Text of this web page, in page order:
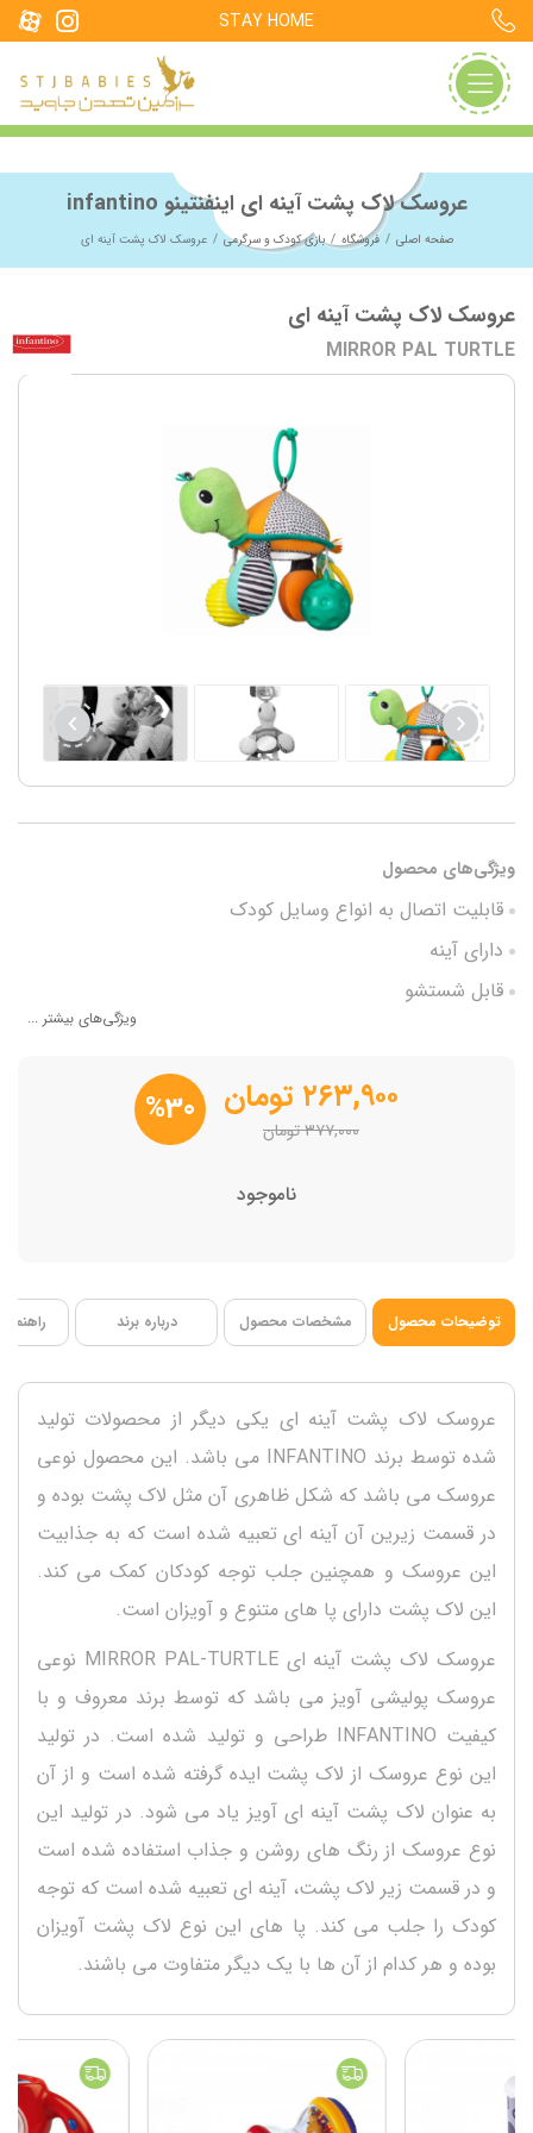
STAY HOME
عروسک لاک پشت آینه ای اینفنتینو infantino
صفحه اصلی فروشگاه بازی کودک و سرگرمی عروسک لاک پشت آینه ای
عروسک لاک پشت آینه ای
MIRROR PAL TURTLE
ویژگی‌های محصول
قابلیت اتصال به انواع وسایل کودک
دارای آینه
قابل شستشو
ویژگی‌های بیشتر ...
۲۶۳,۹۰۰ تومان
۳۷۷,۰۰۰تومان %30
ناموجود
توضیحات محصول مشخصات محصول درباره برند
عروسک لاک پشت آینه ای یکی دیگر از محصولات تولید
شده توسط برند INFANTINO می باشد. این محصول نوعی
عروسک می باشد که شکل ظاهری آن مثل لاک پشت بوده و
در قسمت زیرین آن آینه ای تعبیه شده است که به جذابیت
این عروسک و همچنین جلب توجه کودکان کمک می کند.
این لاک پشت دارای پا های متنوع و آویزان است.
عروسک لاک پشت آینه ای MIRROR PAL-TURTLE نوعی
عروسک پولیشی آویز می باشد که توسط برند معروف و با
کیفیت INFANTINO طراحی و تولید شده است. در تولید
این نوع عروسک از لاک پشت ایده گرفته شده است و از آن
به عنوان لاک پشت آینه ای آویز یاد می شود. در تولید این
نوع عروسک از رنگ های روشن و جذاب استفاده شده است
و در قسمت زیر لاک پشت، آینه ای تعبیه شده است که توجه
کودک را جلب می کند. پا های این نوع لاک پشت آویزان
بوده و هر کدام از آن ها با یک دیگر متفاوت می باشند.